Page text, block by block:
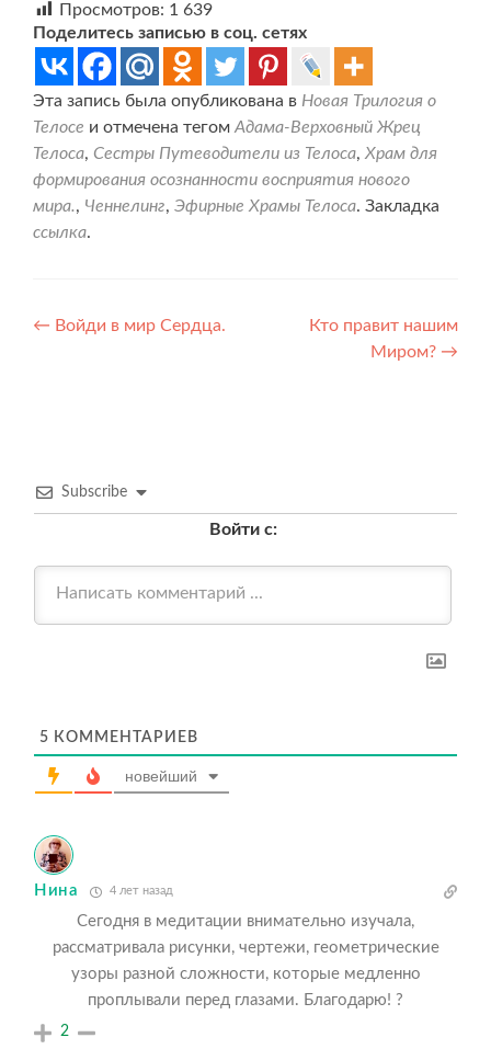
Просмотров: 1 639
Поделитесь записью в соц. сетях
Эта запись была опубликована в Новая Трилогия о
Телосе и отмечена тегомАдама-Верховный Жрец
Телоса, Сестры Путеводители из Телоса, Храм для
формирования осознанности восприятия нового
мира., Ченнелинг, Эфирные Храмы Телоса. Закладка
ссылка.
Навигация
← Войди в мир Сердца.
Кто правит нашим
Миром? →
Subscribe
Войти с:
5 КОММЕНТАРИЕВ
новейший
Нина 4 лет назад
Сегодня в медитации внимательно изучала,
рассматривала рисунки, чертежи, геометрические
узоры разной сложности, которые медленно
проплывали перед глазами. Благодарю! ?
2